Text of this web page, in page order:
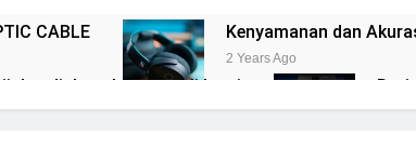
CABLE Kenyamanan dan
2 Years Ago
dan diulas oleh tim ahli kami
2